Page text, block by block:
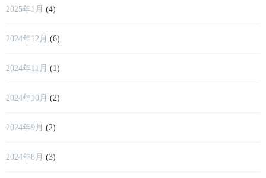
2025年1月 (4)
2024年12月 (6)
2024年11月 (1)
2024年10月 (2)
2024年9月 (2)
2024年8月 (3)